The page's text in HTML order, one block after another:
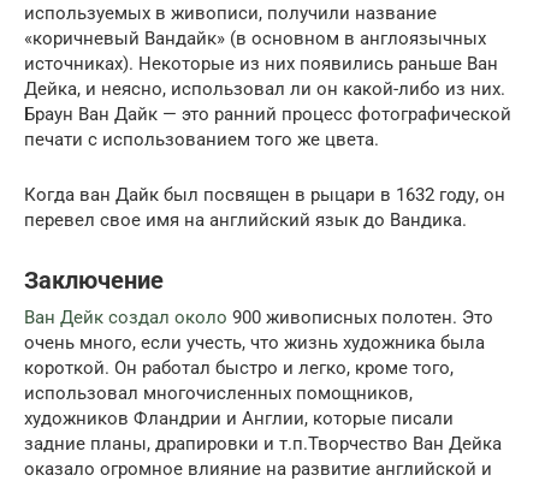
используемых в живописи, получили название
«коричневый Вандайк» (в основном в англоязычных
источниках). Некоторые из них появились раньше Ван
Дейка, и неясно, использовал ли он какой-либо из них.
Браун Ван Дайк — это ранний процесс фотографической
печати с использованием того же цвета.
Когда ван Дайк был посвящен в рыцари в 1632 году, он
перевел свое имя на английский язык до Вандика.
Заключение
Ван Дейк создал около 900 живописных полотен. Это
очень много, если учесть, что жизнь художника была
короткой. Он работал быстро и легко, кроме того,
использовал многочисленных помощников,
художников Фландрии и Англии, которые писали
задние планы, драпировки и т.п.Творчество Ван Дейка
оказало огромное влияние на развитие английской и